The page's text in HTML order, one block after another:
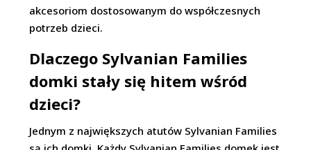
akcesoriom dostosowanym do współczesnych
potrzeb dzieci.
Dlaczego Sylvanian Families
domki stały się hitem wśród
dzieci?
Jednym z największych atutów Sylvanian Families